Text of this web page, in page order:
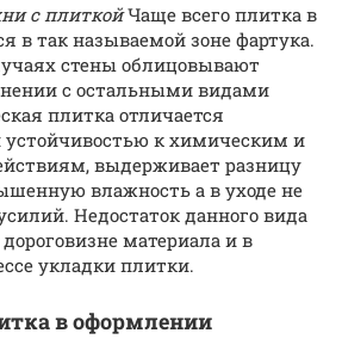
с плиткойЧаще всего плитка в
в так называемой зоне фартука.
стены облицовывают
с остальными видами
плитка отличается
устойчивостью к химическим и
выдерживает разницу
влажность а в уходе не
Недостаток данного вида
материала и в
укладки плитки.
в оформлении